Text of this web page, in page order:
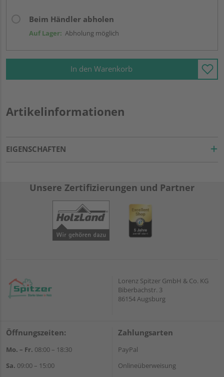
Beim Händler abholen
Auf Lager: Abholung möglich
In den Warenkorb
Artikelinformationen
EIGENSCHAFTEN
Unsere Zertifizierungen und Partner
Lorenz Spitzer GmbH & Co. KG
Biberbachstr. 3
86154 Augsburg
Öffnungszeiten:
Mo. – Fr. 08:00 – 18:30
Sa. 09:00 – 15:00
Zahlungsarten
PayPal
Onlineüberweisung